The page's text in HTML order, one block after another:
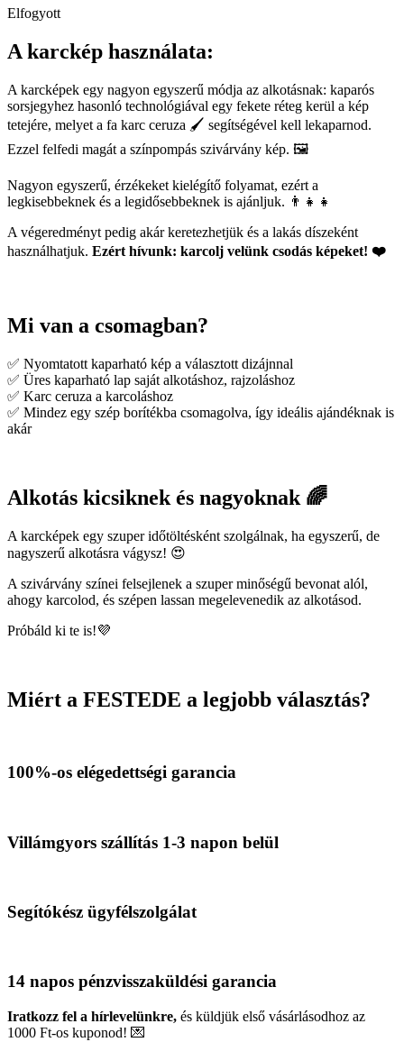
Elfogyott
A karckép használata:
A karcképek egy nagyon egyszerű módja az alkotásnak: kaparós
sorsjegyhez hasonló technológiával egy fekete réteg kerül a kép
tetejére, melyet a fa karc ceruza 🖌️ segítségével kell lekaparnod.
Ezzel felfedi magát a színpompás szivárvány kép. 🖼️
Nagyon egyszerű, érzékeket kielégítő folyamat, ezért a
legkisebbeknek és a legidősebbeknek is ajánljuk. 👨‍👧‍👧
A végeredményt pedig akár keretezhetjük és a lakás díszeként
használhatjuk. Ezért hívunk: karcolj velünk csodás képeket! ❤️
Mi van a csomagban?
✅ Nyomtatott kaparható kép a választott dizájnnal
✅ Üres kaparható lap saját alkotáshoz, rajzoláshoz
✅ Karc ceruza a karcoláshoz
✅ Mindez egy szép borítékba csomagolva, így ideális ajándéknak is
akár
Alkotás kicsiknek és nagyoknak 🌈
A karcképek egy szuper időtöltésként szolgálnak, ha egyszerű, de
nagyszerű alkotásra vágysz! 😍
A szivárvány színei felsejlenek a szuper minőségű bevonat alól,
ahogy karcolod, és szépen lassan megelevenedik az alkotásod.
Próbáld ki te is!💜
Miért a FESTEDE a legjobb választás?
100%-os elégedettségi garancia
Villámgyors szállítás 1-3 napon belül
Segítókész ügyfélszolgálat
14 napos pénzvisszaküldési garancia
Iratkozz fel a hírlevelünkre, és küldjük első vásárlásodhoz az
1000 Ft-os kuponod! 💌